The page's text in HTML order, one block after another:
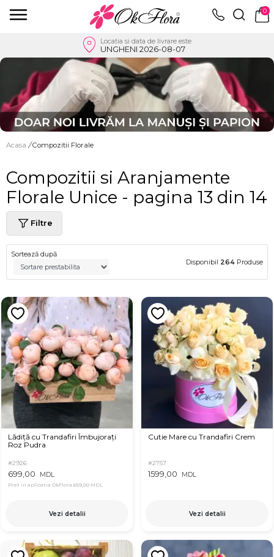
0
Locatia si data de livrare este
UNGHENI 2026-08-07
Acasa / Compozitii Florale
Compozitii si Aranjamente
Florale Unice - pagina 13 din 14
Filtre
Sortează după
Disponibil 264 Produse
Lădiță cu Trandafiri Îmbujorați
Roz Pudra
#2926
699,00 MDL
Pret in aplicatia OkFlora 659,00 MDL
Vezi detalii
Cutie Mare cu Trandafiri Crem
#2757
1599,00 MDL
Vezi detalii